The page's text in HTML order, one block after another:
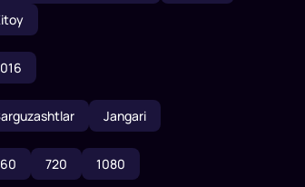
Jangari
720 1080